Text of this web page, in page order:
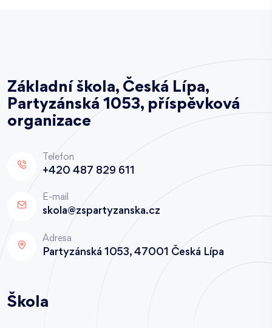
Základní škola, Česká Lípa,
Partyzánská 1053, příspěvková
organizace
Telefon
+420 487 829 611
E-mail
skola@zspartyzanska.cz
Adresa
Partyzánská 1053, 47001 Česká Lípa
Škola